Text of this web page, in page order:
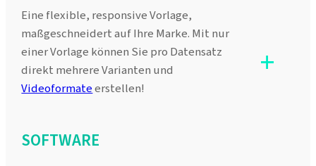
Eine flexible, responsive Vorlage,
maßgeschneidert auf Ihre Marke. Mit nur
einer Vorlage können Sie pro Datensatz
direkt mehrere Varianten und
Videoformateerstellen!
+
SOFTWARE